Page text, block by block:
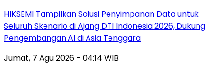
HIKSEMI Tampilkan Solusi Penyimpanan Data untuk
Seluruh Skenario di Ajang DTI Indonesia 2026, Dukung
Pengembangan AI di Asia Tenggara
Jumat, 7 Agu 2026 - 04:14 WIB